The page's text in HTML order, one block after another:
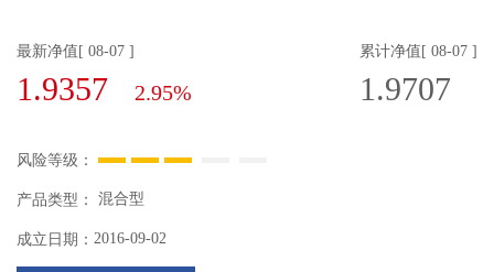
最新净值[ 08-07 ]
1.9357 2.95%
累计净值[ 08-07 ]
1.9707
风险等级：
产品类型： 混合型
成立日期： 2016-09-02